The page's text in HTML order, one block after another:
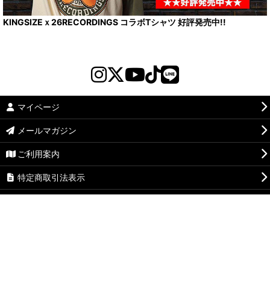
KINGSIZEｘ26RECORDINGS コラボTシャツ 好評発売中!!
マイページ
メールマガジン
ご利用案内
特定商取引法表示